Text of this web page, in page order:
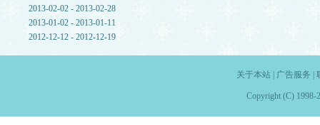
2013-02-02 - 2013-02-28
2013-01-02 - 2013-01-11
2012-12-12 - 2012-12-19
关于本站| 广告服务
Copyright (C) 1998-